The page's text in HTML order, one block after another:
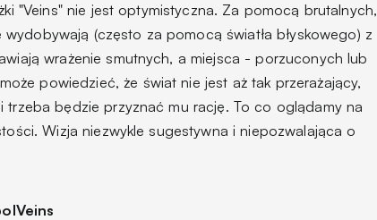
"Veins" nie jest optymistyczna. Za pomocą brutalnych,
(często za pomocą światła błyskowego) z
wrażenie smutnych, a miejsca - porzuconych lub
powiedzieć, że świat nie jest aż tak przerażający,
będzie przyznać mu rację. To co oglądamy na
Wizja niezwykle sugestywna i niepozwalająca o
Veins